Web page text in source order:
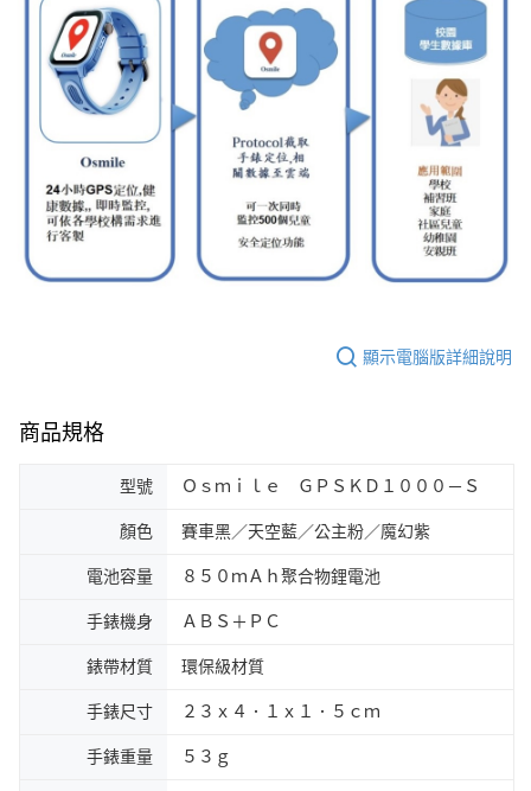
顯示電腦版詳細說明
商品規格
型號 Ｏｓｍｉｌｅ ＧＰＳＫＤ１０００－Ｓ
顏色 賽車黑／天空藍／公主粉／魔幻紫
電池容量 ８５０ｍＡｈ聚合物鋰電池
手錶機身 ＡＢＳ＋ＰＣ
錶帶材質 環保級材質
手錶尺寸 ２３ｘ４．１ｘ１．５ｃｍ
手錶重量 ５３ｇ